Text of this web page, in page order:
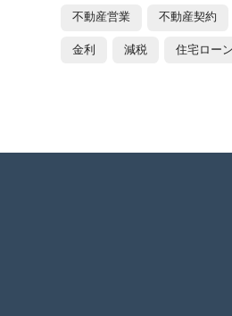
不動産営業 不動産契約
金利 減税 住宅ロー